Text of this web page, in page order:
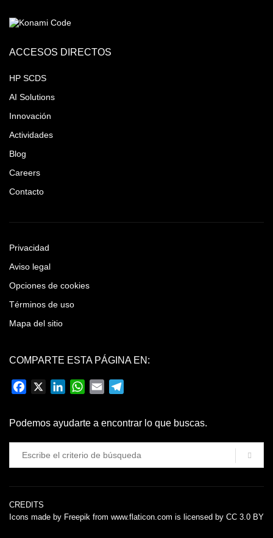
ACCESOS DIRECTOS
HP SCDS
AI Solutions
Innovación
Actividades
Blog
Careers
Contacto
Privacidad
Aviso legal
Opciones de cookies
Términos de uso
Mapa del sitio
COMPARTE ESTA PÁGINA EN:
Facebook LinkedInWhatsApp
Email
Podemos ayudarte a encontrar lo que buscas.
CREDITS
Icons made by Freepik from www.flaticon.com is licensed by CC 3.0 BY